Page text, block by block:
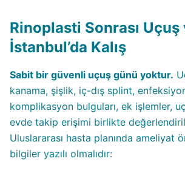
Rinoplasti Sonrası Uçuş
İstanbul’da Kalış
Sabit bir güvenli uçuş günü yoktur.
kanama, şişlik, iç-dış splint,
komplikasyon bulguları, ek işlemler,
evde takip erişimi birlikte
Uluslararası hasta planında ameliyat
bilgiler yazılı olmalıdır: